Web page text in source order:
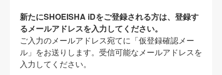
新たにSHOEISHA iDをご登録される方は、登録す
るメールアドレスを入力してください。
ご入力のメールアドレス宛てに「仮登録確認メー
ル」をお送りします。受信可能なメールアドレスを
入力してください。